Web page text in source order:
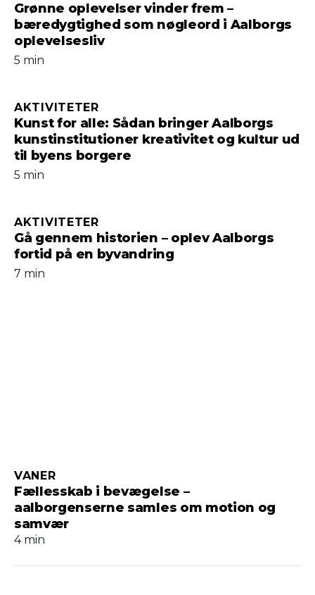
Grønne oplevelser vinder frem –
bæredygtighed som nøgleord i Aalborgs
oplevelsesliv
5 min
Kunst for alle: Sådan bringer Aalborgs
kunstinstitutioner kreativitet og kultur ud
til byens borgere
AKTIVITETER
5 min
Gå gennem historien – oplev Aalborgs
fortid på en byvandring
AKTIVITETER
7 min
Fællesskab i bevægelse –
aalborgenserne samles om motion og
samvær
VANER
4 min